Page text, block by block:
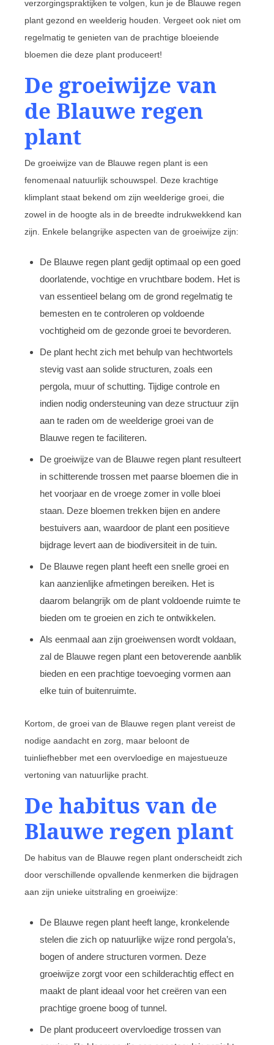
verzorgingspraktijken te volgen, kun je de Blauwe regen
plant gezond en weelderig houden. Vergeet ook niet om
regelmatig te genieten van de prachtige bloeiende
bloemen die deze plant produceert!
De groeiwijze van
de Blauwe regen
plant
De groeiwijze van de Blauwe regen plant is een
fenomenaal natuurlijk schouwspel. Deze krachtige
klimplant staat bekend om zijn weelderige groei, die
zowel in de hoogte als in de breedte indrukwekkend kan
zijn. Enkele belangrijke aspecten van de groeiwijze zijn:
De Blauwe regen plant gedijt optimaal op een goed
doorlatende, vochtige en vruchtbare bodem. Het is
van essentieel belang om de grond regelmatig te
bemesten en te controleren op voldoende
vochtigheid om de gezonde groei te bevorderen.
De plant hecht zich met behulp van hechtwortels
stevig vast aan solide structuren, zoals een
pergola, muur of schutting. Tijdige controle en
indien nodig ondersteuning van deze structuur zijn
aan te raden om de weelderige groei van de
Blauwe regen te faciliteren.
De groeiwijze van de Blauwe regen plant resulteert
in schitterende trossen met paarse bloemen die in
het voorjaar en de vroege zomer in volle bloei
staan. Deze bloemen trekken bijen en andere
bestuivers aan, waardoor de plant een positieve
bijdrage levert aan de biodiversiteit in de tuin.
De Blauwe regen plant heeft een snelle groei en
kan aanzienlijke afmetingen bereiken. Het is
daarom belangrijk om de plant voldoende ruimte te
bieden om te groeien en zich te ontwikkelen.
Als eenmaal aan zijn groeiwensen wordt voldaan,
zal de Blauwe regen plant een betoverende aanblik
bieden en een prachtige toevoeging vormen aan
elke tuin of buitenruimte.
Kortom, de groei van de Blauwe regen plant vereist de
nodige aandacht en zorg, maar beloont de
tuinliefhebber met een overvloedige en majestueuze
vertoning van natuurlijke pracht.
De habitus van de
Blauwe regen plant
De habitus van de Blauwe regen plant onderscheidt zich
door verschillende opvallende kenmerken die bijdragen
aan zijn unieke uitstraling en groeiwijze:
De Blauwe regen plant heeft lange, kronkelende
stelen die zich op natuurlijke wijze rond pergola’s,
bogen of andere structuren vormen. Deze
groeiwijze zorgt voor een schilderachtig effect en
maakt de plant ideaal voor het creëren van een
prachtige groene boog of tunnel.
De plant produceert overvloedige trossen van